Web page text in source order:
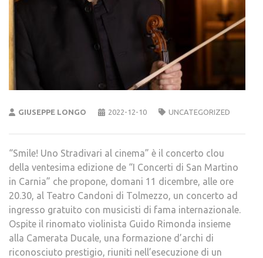
GIUSEPPE LONGO 2022-12-10 UNCATEGORIZED
“Smile! Uno Stradivari al cinema” è il concerto clou
della ventesima edizione de “I Concerti di San Martino
in Carnia” che propone, domani 11 dicembre, alle ore
20.30, al Teatro Candoni di Tolmezzo, un concerto ad
ingresso gratuito con musicisti di fama internazionale.
Ospite il rinomato violinista Guido Rimonda insieme
alla Camerata Ducale, una formazione d’archi di
riconosciuto prestigio, riuniti nell’esecuzione di un